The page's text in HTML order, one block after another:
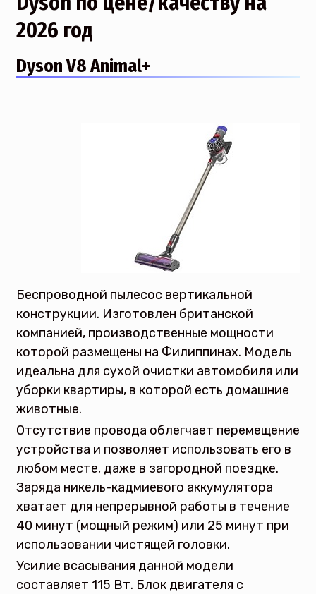
2026 год
Dyson V8 Animal+
Беспроводной пылесос вертикальной
конструкции. Изготовлен британской
компанией, производственные мощности
которой размещены на Филиппинах. Модель
идеальна для сухой очистки автомобиля или
уборки квартиры, в которой есть домашние
животные.
Отсутствие провода облегчает перемещение
устройства и позволяет использовать его в
любом месте, даже в загородной поездке.
Заряда никель-кадмиевого аккумулятора
хватает для непрерывной работы в течение
40 минут (мощный режим) или 25 минут при
использовании чистящей головки.
Усилие всасывания данной модели
составляет 115 Вт. Блок двигателя с